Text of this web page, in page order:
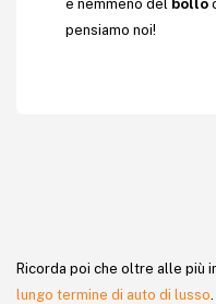
e nemmeno del bollo
pensiamo noi!
Ricorda poi che oltre alle più
lungo termine di auto di lusso.